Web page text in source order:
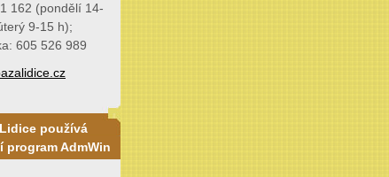
162 (pondělí 14-
9-15 h);
605 526 989
používá
program AdmWin